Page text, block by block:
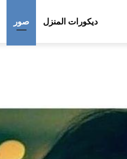
ديكورات المنزل صور